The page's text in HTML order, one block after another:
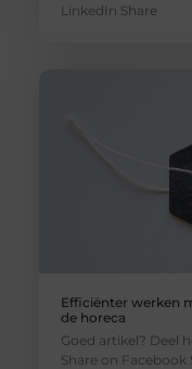
LinkedIn Share
Efficiënter werken
de horeca
Goed artikel? Deel
Share on Facebook